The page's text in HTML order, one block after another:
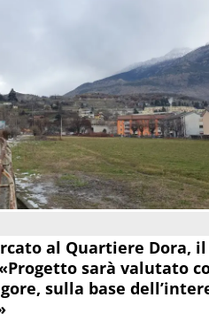
al Quartiere Dora, il
sarà valutato
sulla base